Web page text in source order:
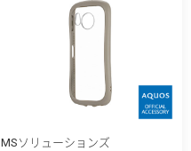
MSソリューションズ